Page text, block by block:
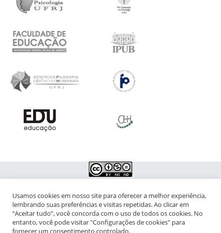
NIPIAC – Núcleo Interdisciplinar de Pesquisa para a Infância e
Adolescência Contemporâneas
Universidade Federal do Rio de Janeiro - Campus da Praia Vermelha
Usamos cookies em nosso site para oferecer a melhor experiência,
lembrando suas preferências e visitas repetidas. Ao clicar em
“Aceitar tudo”, você concorda com o uso de todos os cookies. No
entanto, você pode visitar "Configurações de cookies" para
fornecer um consentimento controlado.